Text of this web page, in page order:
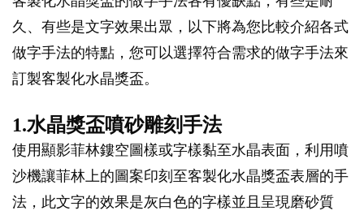
久、有些是文字效果出眾，以下將為您比較介紹各式
做字手法的特點，您可以選擇符合需求的做字手法來
訂製客製化水晶獎盃。
1.水晶獎盃噴砂雕刻手法
使用顯影菲林鏤空圖樣或字樣黏至水晶表面，利用噴
沙機讓菲林上的圖案印刻至客製化水晶獎盃表層的手
法，此文字的效果是灰白色的字樣並且呈現磨砂質